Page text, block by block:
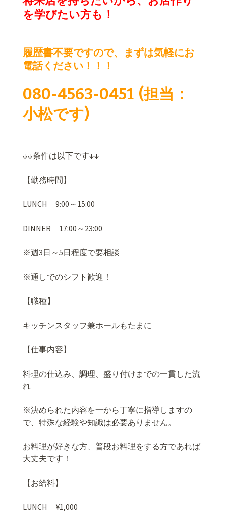
を学びたい方も！
履歴書不要ですので、まずは気軽にお
電話ください！！！
080-4563-0451 (担当：
小松です)
↓↓条件は以下です↓↓
【勤務時間】
LUNCH 9:00 ～ 15:00
DINNER 17:00 ～ 23:00
※週3日～5日程度で要相談
※通しでのシフト歓迎！
【職種】
キッチンスタッフ兼ホールもたまに
【仕事内容】
料理の仕込み、調理、盛り付けまでの一貫した流
れ
※決められた内容を一から丁寧に指導しますの
で、特殊な経験や知識は必要ありません。
お料理が好きな方、普段お料理をする方であれば
大丈夫です！
【お給料】
LUNCH ¥1,000